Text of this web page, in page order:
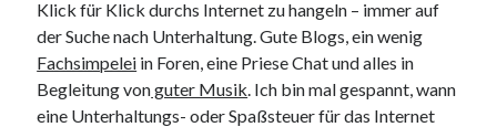
Recursion level too deep.
1. April 2018
Winterhüttentour 2018
9. März 2018
Klick für Klick durchs Internet zu hangeln – immer auf
der Suche nach Unterhaltung. Gute Blogs, ein wenig
Fachsimpelei in Foren, eine Priese Chat und alles in
Begleitung vonguter Musik. Ich bin mal gespannt, wann
eine Unterhaltungs- oder Spaßsteuer für das Internet